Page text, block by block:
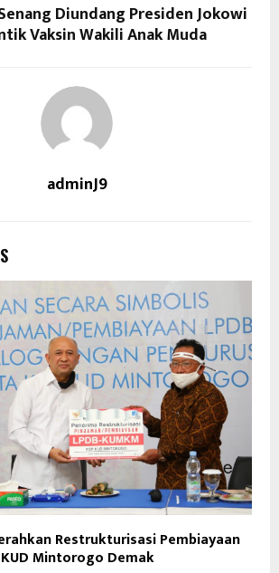
Diundang Presiden Jokowi
Vaksin Wakili Anak Muda
adminJ9
Restrukturisasi Pembiayaan
KUD Mintorogo Demak